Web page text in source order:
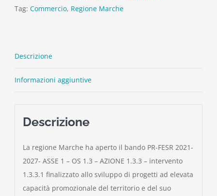
Tag: Commercio, Regione Marche
Descrizione
Informazioni aggiuntive
Descrizione
La regione Marche ha aperto il bando PR-FESR 2021-
2027- ASSE 1 – OS 1.3 – AZIONE 1.3.3 – intervento
1.3.3.1 finalizzato allo sviluppo di progetti ad elevata
capacità promozionale del territorio e del suo